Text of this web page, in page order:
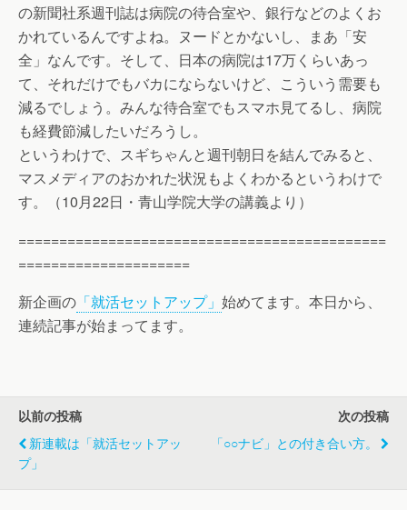
の新聞社系週刊誌は病院の待合室や、銀行などのよくお
かれているんですよね。ヌードとかないし、まあ「安
全」なんです。そして、日本の病院は17万くらいあっ
て、それだけでもバカにならないけど、こういう需要も
減るでしょう。みんな待合室でもスマホ見てるし、病院
も経費節減したいだろうし。
というわけで、スギちゃんと週刊朝日を結んでみると、
マスメディアのおかれた状況もよくわかるというわけで
す。（10月22日・青山学院大学の講義より）
=============================================
=====================
新企画の 「就活セットアップ」 始めてます。本日から、
連続記事が始まってます。
以前の投稿
新連載は「就活セットアッ
プ」
次の投稿
「○○ナビ」との付き合い方。